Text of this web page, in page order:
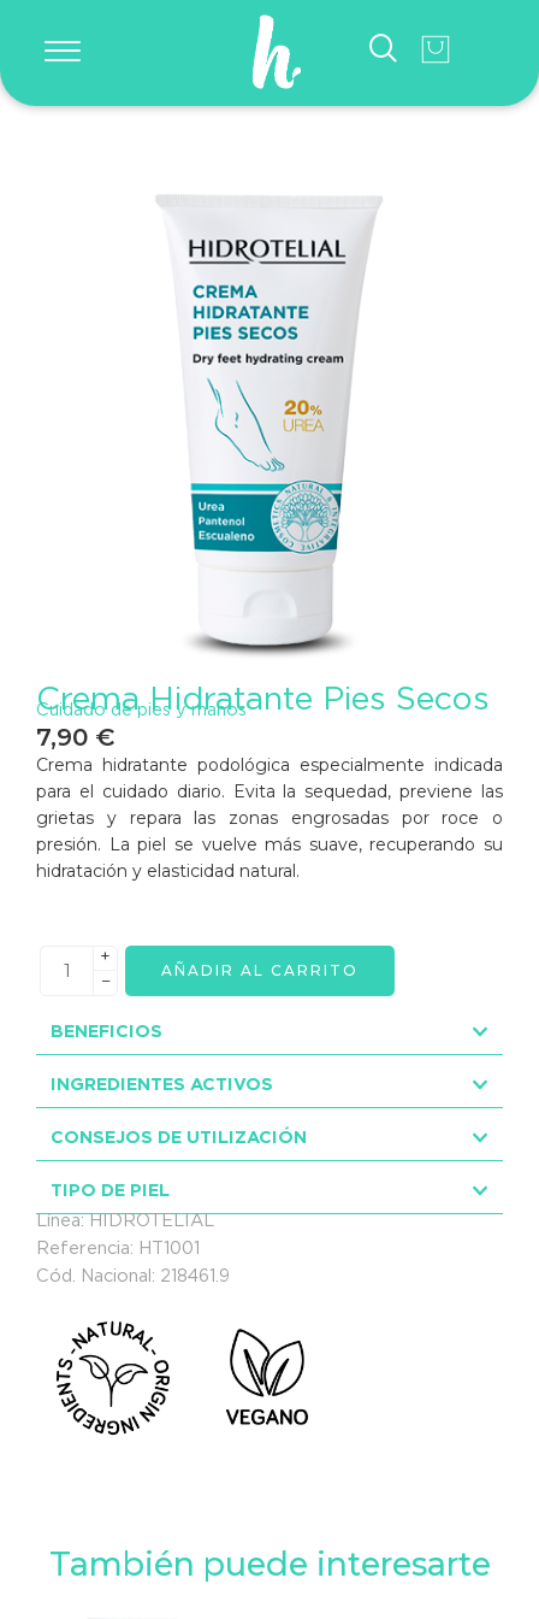
Crema Hidratante Pies Secos
Cuidado de pies y manos
7,90 €
Crema hidratante podológica especialmente indicada
para el cuidado diario. Evita la sequedad, previene las
grietas y repara las zonas engrosadas por roce o
presión. La piel se vuelve más suave, recuperando su
hidratación y elasticidad natural.
+
−
AÑADIR AL CARRITO
BENEFICIOS
INGREDIENTES ACTIVOS
CONSEJOS DE UTILIZACIÓN
TIPO DE PIEL
Línea: HIDROTELIAL
Referencia: HT1001
Cód. Nacional: 218461.9
También puede interesarte